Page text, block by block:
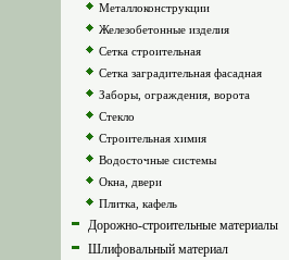
Металлоконструкции
Железобетонные изделия
Сетка строительная
Сетка заградительная фасадная
Заборы, ограждения, ворота
Стекло
Строительная химия
Водосточные системы
Окна, двери
Плитка, кафель
Дорожно-строительные материалы
Шлифовальный материал